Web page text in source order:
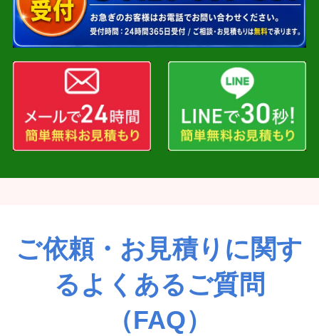
ご依頼・お見積りに関す
るよくあるご質問
（FAQ）